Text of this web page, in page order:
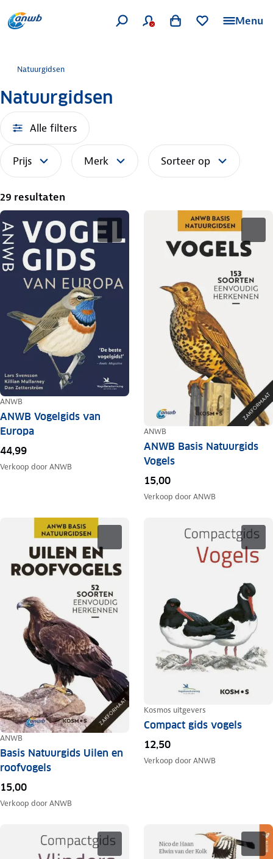
Menu
Natuurgidsen
Natuurgidsen
Alle filters
Prijs Merk Sorteer op
29 resultaten
ANWB
ANWB Vogelgids van
Europa
44,99
Verkoop doorANWB
ANWB
ANWB Basis Natuurgids
Vogels
15,00
Verkoop doorANWB
ANWB
Basis Natuurgids Uilen en
roofvogels
15,00
Verkoop doorANWB
Kosmos uitgevers
Compact gids vogels
12,50
Verkoop doorANWB